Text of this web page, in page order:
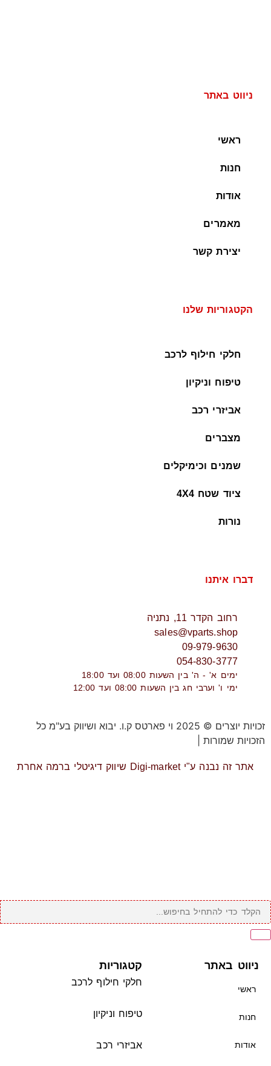
ניווט באתר
ראשי
חנות
אודות
מאמרים
יצירת קשר
הקטגוריות שלנו
חלקי חילוף לרכב
טיפוח וניקיון
אביזרי רכב
מצברים
שמנים וכימיקלים
ציוד שטח 4X4
נורות
דברו איתנו
רחוב הקדר 11, נתניה
sales@vparts.shop
09-979-9630
054-830-3777
ימים א' - ה' בין השעות 08:00 ועד 18:00
ימי ו' וערבי חג בין השעות 08:00 ועד 12:00
זכויות יוצרים © 2025 וי פארטס ק.ו. יבוא ושיווק בע"מ כל
הזכויות שמורות |
אתר זה נבנה ע"י Digi-market שיווק דיגיטלי ברמה אחרת
ניווט באתר
ראשי
חנות
אודות
קטגוריות
חלקי חילוף לרכב
טיפוח וניקיון
אביזרי רכב